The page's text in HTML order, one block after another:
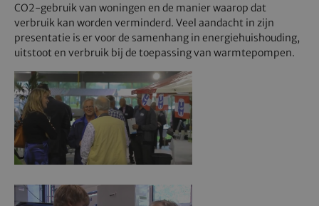
CO2-gebruik van woningen en de manier waarop dat
verbruik kan worden verminderd. Veel aandacht in zijn
presentatie is er voor de samenhang in energiehuishouding,
uitstoot en verbruik bij de toepassing van warmtepompen.